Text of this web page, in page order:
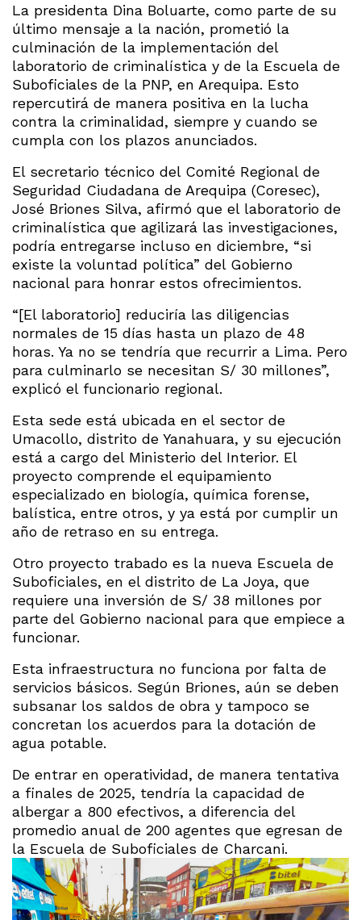
La presidenta Dina Boluarte, como parte de su
último mensaje a la nación, prometió la
culminación de la implementación del
laboratorio de criminalística y de la Escuela de
Suboficiales de la PNP, en Arequipa. Esto
repercutirá de manera positiva en la lucha
contra la criminalidad, siempre y cuando se
cumpla con los plazos anunciados.
El secretario técnico del Comité Regional de
Seguridad Ciudadana de Arequipa (Coresec),
José Briones Silva, afirmó que el laboratorio de
criminalística que agilizará las investigaciones,
podría entregarse incluso en diciembre, “si
existe la voluntad política” del Gobierno
nacional para honrar estos ofrecimientos.
“[El laboratorio] reduciría las diligencias
normales de 15 días hasta un plazo de 48
horas. Ya no se tendría que recurrir a Lima. Pero
para culminarlo se necesitan S/ 30 millones”,
explicó el funcionario regional.
Esta sede está ubicada en el sector de
Umacollo, distrito de Yanahuara, y su ejecución
está a cargo del Ministerio del Interior. El
proyecto comprende el equipamiento
especializado en biología, química forense,
balística, entre otros, y ya está por cumplir un
año de retraso en su entrega.
Otro proyecto trabado es la nueva Escuela de
Suboficiales, en el distrito de La Joya, que
requiere una inversión de S/ 38 millones por
parte del Gobierno nacional para que empiece a
funcionar.
Esta infraestructura no funciona por falta de
servicios básicos. Según Briones, aún se deben
subsanar los saldos de obra y tampoco se
concretan los acuerdos para la dotación de
agua potable.
De entrar en operatividad, de manera tentativa
a finales de 2025, tendría la capacidad de
albergar a 800 efectivos, a diferencia del
promedio anual de 200 agentes que egresan de
la Escuela de Suboficiales de Charcani.